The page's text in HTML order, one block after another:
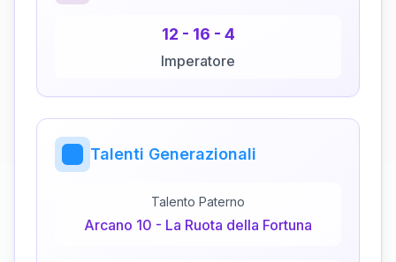
12 - 16 - 4
Imperatore
Talenti Generazionali
Talento Paterno
Arcano 10 - La Ruota della Fortuna